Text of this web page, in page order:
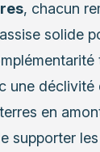
, chacun
solide
une
en
supporter